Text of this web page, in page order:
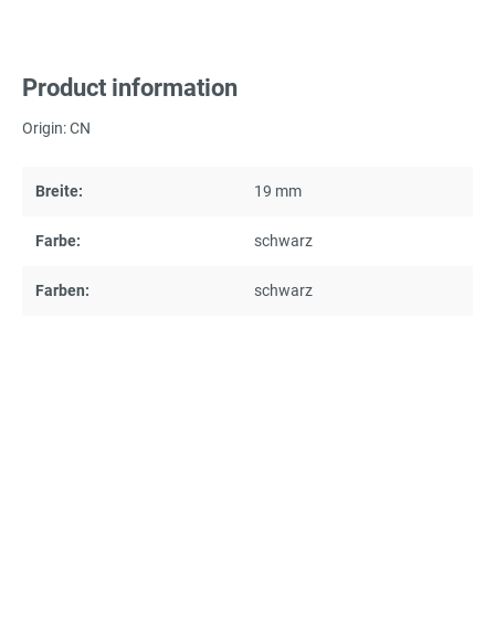
Product information
Origin: CN
Breite: 19 mm
Farbe: schwarz
Farben: schwarz